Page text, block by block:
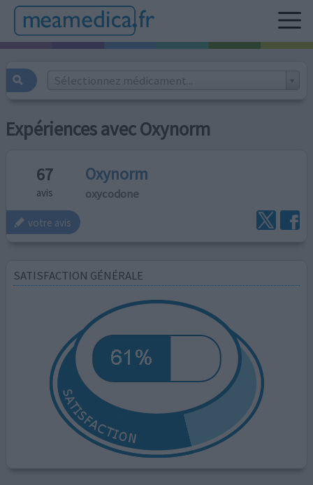
Sélectionnez médicament...
Expériences avec Oxynorm
67
avis
Oxynorm
oxycodone
votre avis
SATISFACTION GÉNÉRALE